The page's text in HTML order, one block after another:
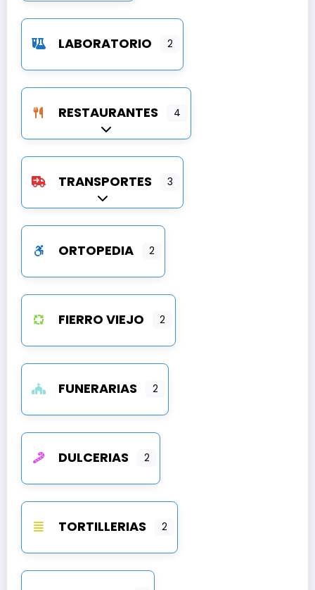
LABORATORIO 2
RESTAURANTES 4
Expandir sub-categorías
TRANSPORTES 3
Expandir sub-categorías
ORTOPEDIA 2
FIERRO VIEJO 2
FUNERARIAS 2
DULCERIAS 2
TORTILLERIAS 2